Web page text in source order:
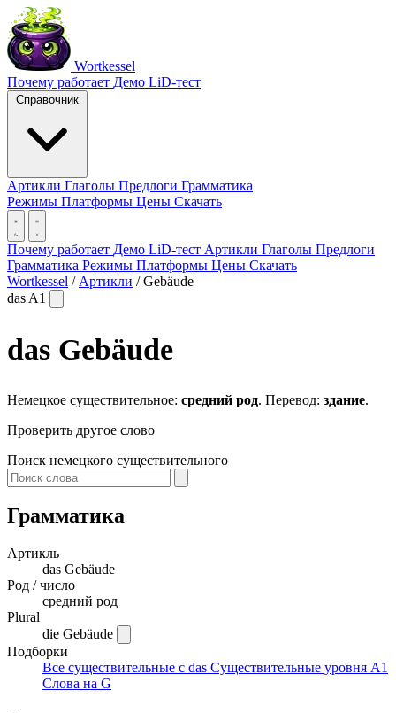
Wortkessel
Почему работает Демо LiD-тест
Справочник
Артикли Глаголы Предлоги Грамматика
Режимы Платформы Цены Скачать
Почему работает Демо LiD-тест Артикли Глаголы Предлоги
Грамматика Режимы Платформы Цены Скачать
Wortkessel / Артикли / Gebäude
das A1
das Gebäude
Немецкое существительное: средний род. Перевод: здание.
Проверить другое слово
Поиск немецкого существительного
Грамматика
Артикль
das Gebäude
Род / число
средний род
Plural
die Gebäude
Подборки
Все существительные с das Существительные уровня A1
Слова на G